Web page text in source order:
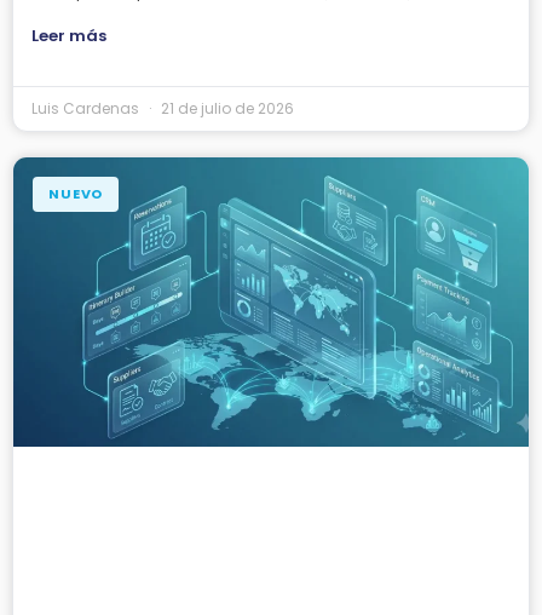
Leer más
Luis Cardenas 21 de julio de 2026
NUEVO